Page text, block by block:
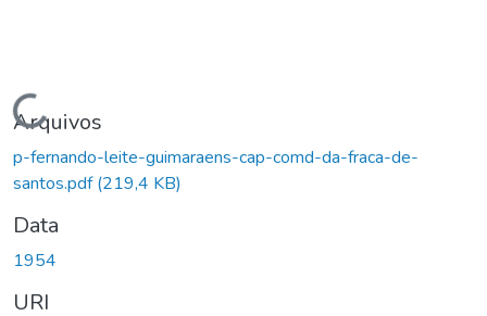
Carregando...
Arquivos
p-fernando-leite-guimaraens-cap-comd-da-fraca-de-
santos.pdf(219,4 KB)
Data
1954
URI